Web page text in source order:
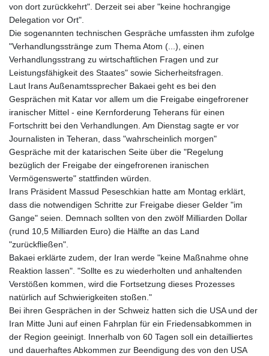
von dort zurückkehrt". Derzeit sei aber "keine hochrangige
Delegation vor Ort".
Die sogenannten technischen Gespräche umfassten ihm zufolge
"Verhandlungsstränge zum Thema Atom (...), einen
Verhandlungsstrang zu wirtschaftlichen Fragen und zur
Leistungsfähigkeit des Staates" sowie Sicherheitsfragen.
Laut Irans Außenamtssprecher Bakaei geht es bei den
Gesprächen mit Katar vor allem um die Freigabe eingefrorener
iranischer Mittel - eine Kernforderung Teherans für einen
Fortschritt bei den Verhandlungen. Am Dienstag sagte er vor
Journalisten in Teheran, dass "wahrscheinlich morgen"
Gespräche mit der katarischen Seite über die "Regelung
bezüglich der Freigabe der eingefrorenen iranischen
Vermögenswerte" stattfinden würden.
Irans Präsident Massud Peseschkian hatte am Montag erklärt,
dass die notwendigen Schritte zur Freigabe dieser Gelder "im
Gange" seien. Demnach sollten von den zwölf Milliarden Dollar
(rund 10,5 Milliarden Euro) die Hälfte an das Land
"zurückfließen".
Bakaei erklärte zudem, der Iran werde "keine Maßnahme ohne
Reaktion lassen". "Sollte es zu wiederholten und anhaltenden
Verstößen kommen, wird die Fortsetzung dieses Prozesses
natürlich auf Schwierigkeiten stoßen."
Bei ihren Gesprächen in der Schweiz hatten sich die USA und der
Iran Mitte Juni auf einen Fahrplan für ein Friedensabkommen in
der Region geeinigt. Innerhalb von 60 Tagen soll ein detailliertes
und dauerhaftes Abkommen zur Beendigung des von den USA